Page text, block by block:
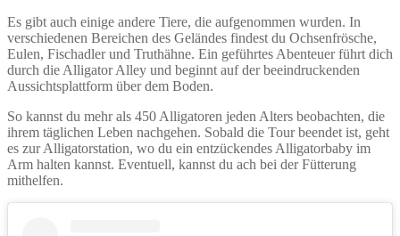
Es gibt auch einige andere Tiere, die aufgenommen wurden. In
verschiedenen Bereichen des Geländes findest du Ochsenfrösche,
Eulen, Fischadler und Truthähne. Ein geführtes Abenteuer führt dich
durch die Alligator Alley und beginnt auf der beeindruckenden
Aussichtsplattform über dem Boden.
So kannst du mehr als 450 Alligatoren jeden Alters beobachten, die
ihrem täglichen Leben nachgehen. Sobald die Tour beendet ist, geht
es zur Alligatorstation, wo du ein entzückendes Alligatorbaby im
Arm halten kannst. Eventuell, kannst du ach bei der Fütterung
mithelfen.